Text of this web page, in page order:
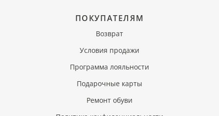
ПОКУПАТЕЛЯМ
Возврат
Условия продажи
Программа лояльности
Подарочные карты
Ремонт обуви